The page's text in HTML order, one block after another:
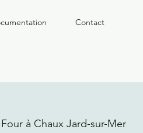
Contact
à Chaux Jard-sur-Mer